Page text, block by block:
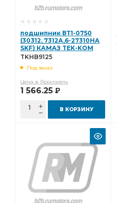
подшипник ВТ1-0750
(30312, 7312А,6-27310НА
SKF) КАМАЗ TEK-KOM
TKHB9125 TKHB9125
TKHB9125
Под заказ
Цена в Ярославль
1 566.25 Р
В КОРЗИНУ